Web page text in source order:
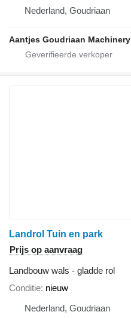
Nederland, Goudriaan
Aantjes Goudriaan Machinery
Landrol Tuin en park
Prijs op aanvraag
Landbouw wals - gladde rol
Conditie nieuw
Nederland, Goudriaan